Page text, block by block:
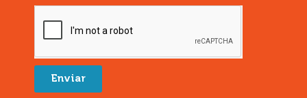
Enviar